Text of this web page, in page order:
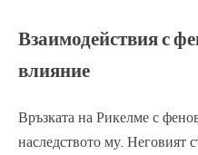
Взаимодействия с
влияние
Връзката на Рикелме с
наследството му. Неговият